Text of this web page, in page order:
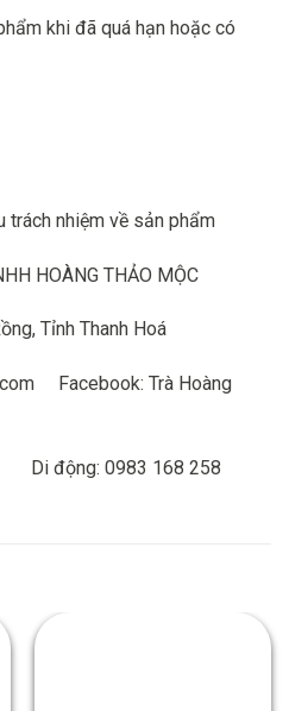
khi đã quá hạn hoặc có
trách nhiệm về sản phẩm
HOÀNG THẢO MỘC
Tỉnh Thanh Hoá
Facebook: Trà Hoàng
Di động: 0983 168 258